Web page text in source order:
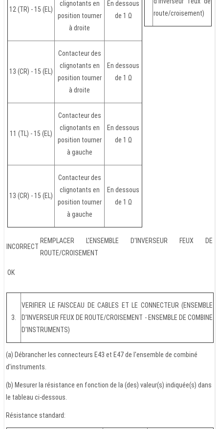
12 (TR) - 15 (EL)
clignotants en
position tourner
à droite
En dessous
de 1 Ω
13 (CR) - 15 (EL)
Contacteur des
clignotants en
position tourner
à droite
En dessous
de 1 Ω
11 (TL) - 15 (EL)
Contacteur des
clignotants en
position tourner
à gauche
En dessous
de 1 Ω
13 (CR) - 15 (EL)
Contacteur des
clignotants en
position tourner
à gauche
En dessous
de 1 Ω
route/croisement)
INCORRECT
REMPLACER L'ENSEMBLE D'INVERSEUR FEUX DE
ROUTE/CROISEMENT
OK
3.
VERIFIER LE FAISCEAU DE CABLES ET LE CONNECTEUR (ENSEMBLE
D'INVERSEUR FEUX DE ROUTE/CROISEMENT - ENSEMBLE DE COMBINE
D'INSTRUMENTS)
(a) Débrancher les connecteurs E43 et E47 de l'ensemble de combiné
d'instruments.
(b) Mesurer la résistance en fonction de la (des) valeur(s) indiquée(s) dans
le tableau ci-dessous.
Résistance standard: